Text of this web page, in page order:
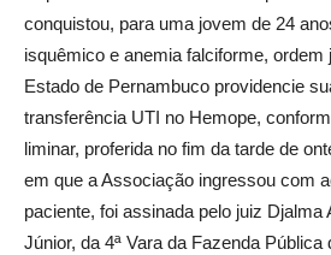
conquistou, para uma jovem de 24
isquêmico e anemia falciforme, ordem
Estado de Pernambuco providencie
transferência UTI no Hemope,
liminar, proferida no fim da tarde de
em que a Associação ingressou com
paciente, foi assinada pelo juiz Djalma
Júnior, da 4ª Vara da Fazenda Pública